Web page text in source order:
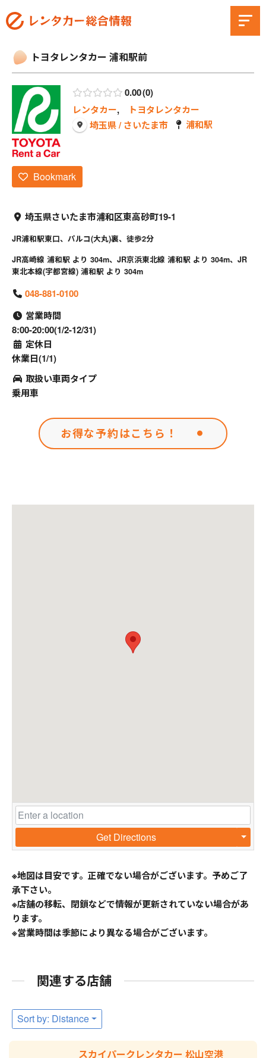
トヨタレンタカー 浦和駅前
0.00 0
レンタカー,
トヨタレンタカー
埼玉県 / さいたま市
浦和駅
Bookmark
埼玉県さいたま市浦和区東高砂町19-1
JR浦和駅東口、パルコ(大丸)裏、徒歩2分
JR高崎線 浦和駅 より 304m、JR京浜東北線 浦和駅 より 304m、JR
東北本線(宇都宮線) 浦和駅 より 304m
048-881-0100
営業時間
8:00-20:00(1/2-12/31)
定休日
休業日(1/1)
取扱い車両タイプ
乗用車
お得な予約はこちら！
Get Directions
※地図は目安です。正確でない場合がございます。予めご了
承下さい。
※店舗の移転、閉鎖などで情報が更新されていない場合があ
ります。
※営業時間は季節により異なる場合がございます。
関連する店舗
Sort by: Distance
スカイパークレンタカー 松山空港